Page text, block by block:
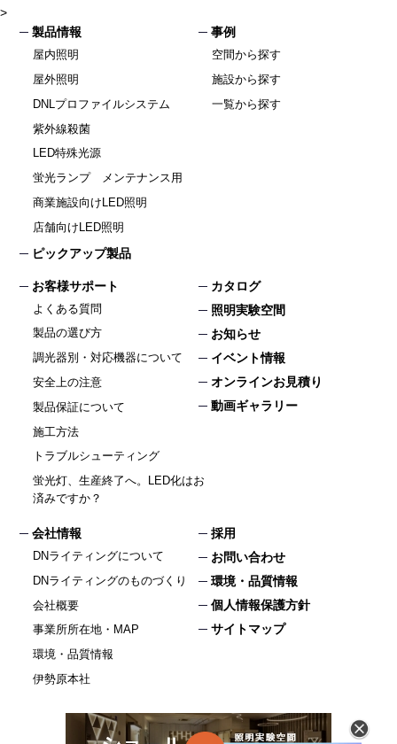
>
製品情報
屋内照明
屋外照明
DNLプロファイルシステム
紫外線殺菌
LED特殊光源
蛍光ランプ メンテナンス用
商業施設向けLED照明
店舗向けLED照明
ピックアップ製品
事例
空間から探す
施設から探す
一覧から探す
お客様サポート
よくある質問
製品の選び方
調光器別・対応機器について
安全上の注意
製品保証について
施工方法
トラブルシューティング
蛍光灯、生産終了へ。LED化はお
済みですか？
カタログ
照明実験空間
お知らせ
イベント情報
オンラインお見積り
動画ギャラリー
会社情報
DNライティングについて
DNライティングのものづくり
会社概要
事業所所在地・MAP
環境・品質情報
伊勢原本社
採用
お問い合わせ
環境・品質情報
個人情報保護方針
サイトマップ